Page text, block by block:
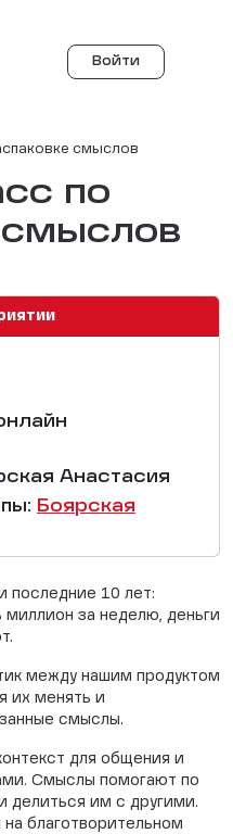
Войти
смыслов
по
смыслов
Анастасия
Боярская
последние 10 лет:
миллион за неделю, деньги
между нашим продуктом
их менять и
смыслы.
для общения и
Смыслы помогают по
делиться им с другими.
благотворительном